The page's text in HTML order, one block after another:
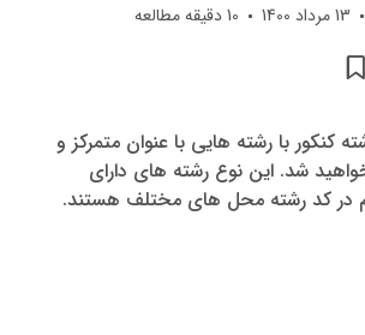
13 مرداد 1400 10دقیقه مطالعه
کنکور با رشته هایی با عنوان متمرکز و
شد. این نوع رشته های دارای
در کد رشته محل های مختلف هستند.